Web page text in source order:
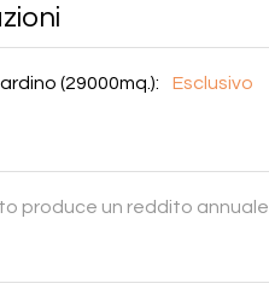
(29000mq.): Esclusivo
produce un reddito annuale.